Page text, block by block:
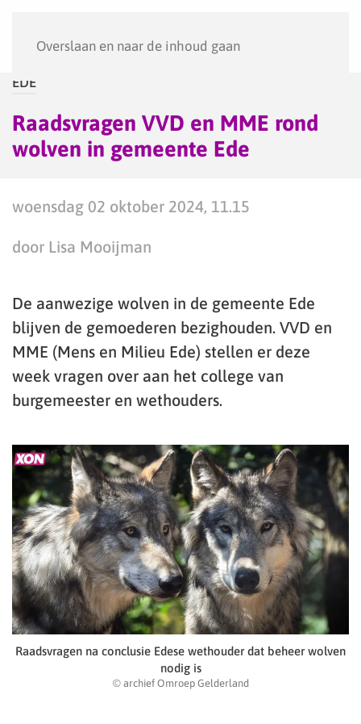
Overslaan en naar de inhoud gaan
EDE
Raadsvragen VVD en MME rond
wolven in gemeente Ede
woensdag 02 oktober 2024, 11.15
door Lisa Mooijman
De aanwezige wolven in de gemeente Ede
blijven de gemoederen bezighouden. VVD en
MME (Mens en Milieu Ede) stellen er deze
week vragen over aan het college van
burgemeester en wethouders.
Raadsvragen na conclusie Edese wethouder dat beheer wolven
nodig is
© archief Omroep Gelderland